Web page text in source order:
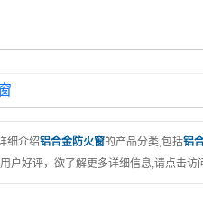
细介绍铝合金防火窗的产品分类,包括铝
户好评，欲了解更多详细信息,请点击访